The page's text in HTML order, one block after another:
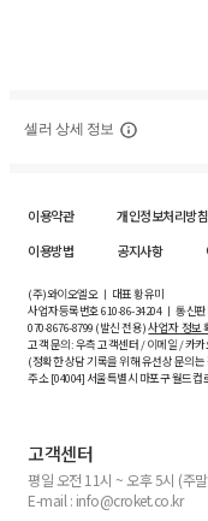
셀러 상세 정보
이용약관 개인정보처리방침
이용방법
공지사항
(주)와이오엘오 ㅣ 대표 황유미
사업자등록번호610-86-34204ㅣ 통신
070-8676-8799 (발신 전용)사업자 정보
고객 문의: 우측 고객센터 / 이메일 / 카
(정확한 상담 기록을 위해 유선상 문의
주소 [04004] 서울특별시 마포구 월드컵
고객센터
평일 오전 11시 ~ 오후 5시 (주
E-mail : info@croket.co.kr